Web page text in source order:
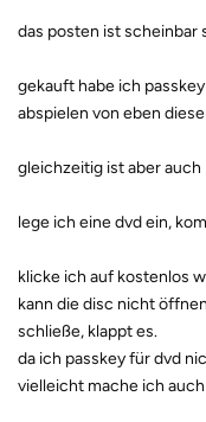
das posten ist scheinbar
gekauft habe ich
abspielen von eben
gleichzeitig ist aber auch
lege ich eine dvd ein,
klicke ich auf kostenlos
kann die disc nicht
schließe, klappt es.
da ich passkey für dvd
vielleicht mache ich